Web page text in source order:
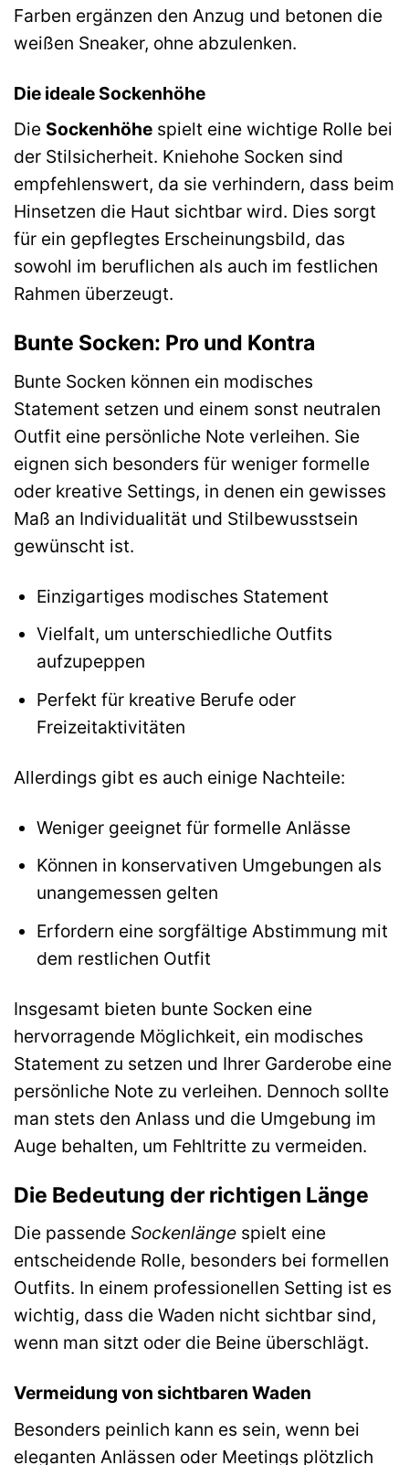
Farben ergänzen den Anzug und betonen die
weißen Sneaker, ohne abzulenken.
Die ideale Sockenhöhe
Die Sockenhöhe spielt eine wichtige Rolle bei
der Stilsicherheit. Kniehohe Socken sind
empfehlenswert, da sie verhindern, dass beim
Hinsetzen die Haut sichtbar wird. Dies sorgt
für ein gepflegtes Erscheinungsbild, das
sowohl im beruflichen als auch im festlichen
Rahmen überzeugt.
Bunte Socken: Pro und Kontra
Bunte Socken können ein modisches
Statement setzen und einem sonst neutralen
Outfit eine persönliche Note verleihen. Sie
eignen sich besonders für weniger formelle
oder kreative Settings, in denen ein gewisses
Maß an Individualität und Stilbewusstsein
gewünscht ist.
Einzigartiges modisches Statement
Vielfalt, um unterschiedliche Outfits
aufzupeppen
Perfekt für kreative Berufe oder
Freizeitaktivitäten
Allerdings gibt es auch einige Nachteile:
Weniger geeignet für formelle Anlässe
Können in konservativen Umgebungen als
unangemessen gelten
Erfordern eine sorgfältige Abstimmung mit
dem restlichen Outfit
Insgesamt bieten bunte Socken eine
hervorragende Möglichkeit, ein modisches
Statement zu setzen und Ihrer Garderobe eine
persönliche Note zu verleihen. Dennoch sollte
man stets den Anlass und die Umgebung im
Auge behalten, um Fehltritte zu vermeiden.
Die Bedeutung der richtigen Länge
Die passende Sockenlänge spielt eine
entscheidende Rolle, besonders bei formellen
Outfits. In einem professionellen Setting ist es
wichtig, dass die Waden nicht sichtbar sind,
wenn man sitzt oder die Beine überschlägt.
Vermeidung von sichtbaren Waden
Besonders peinlich kann es sein, wenn bei
eleganten Anlässen oder Meetings plötzlich